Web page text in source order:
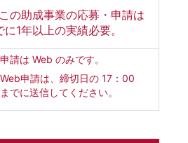
この助成事業の応募・申請は
に1年以上の実績必要。
申請は Web のみです。
Web申請は、締切日の 17：00
までに送信してください。